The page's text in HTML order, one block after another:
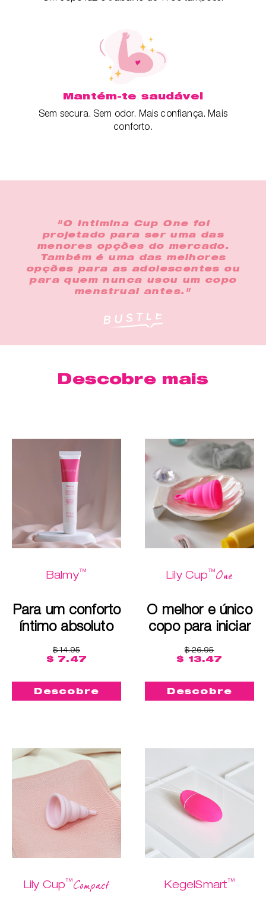
Mantém-te saudável
Sem secura. Sem odor. Mais confiança. Mais
conforto.
"O Intimina Cup One foi
projetado para ser uma das
menores opções do mercado.
Também é uma das melhores
opções para as adolescentes ou
para quem nunca usou um copo
menstrual antes."
Descobre mais
Balmy™
Para um conforto
íntimo absoluto
$ 14.95
$ 7.47
Descobre
Lily Cup™One
O melhor e único
copo para iniciar
$ 26.95
$ 13.47
Descobre
Lily Cup™Compact KegelSmart™